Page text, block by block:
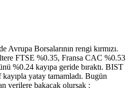
Avrupa Borsalarının rengi kırmızı.
FTSE %0.35, Fransa CAC %0.53
%0.24 kayıpa geride bıraktı. BIST
yatay tamamladı. Bugün
verilere bakacak olursak :